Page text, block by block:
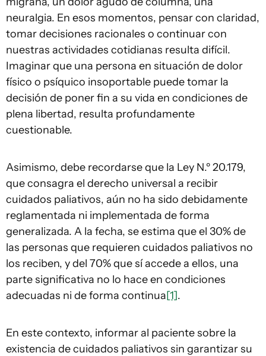
neuralgia. En esos momentos, pensar con claridad,
tomar decisiones racionales o continuar con
nuestras actividades cotidianas resulta difícil.
Imaginar que una persona en situación de dolor
físico o psíquico insoportable puede tomar la
decisión de poner fin a su vida en condiciones de
plena libertad, resulta profundamente
cuestionable.
Asimismo, debe recordarse que la Ley N.º 20.179,
que consagra el derecho universal a recibir
cuidados paliativos, aún no ha sido debidamente
reglamentada ni implementada de forma
generalizada. A la fecha, se estima que el 30% de
las personas que requieren cuidados paliativos no
los reciben, y del 70% que sí accede a ellos, una
parte significativa no lo hace en condiciones
adecuadas ni de forma continua[1].
En este contexto, informar al paciente sobre la
existencia de cuidados paliativos sin garantizar su